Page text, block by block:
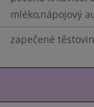
mléko,nápojový
zapečené